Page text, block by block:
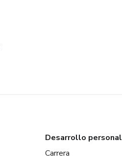
Desarrollo personal
Carrera